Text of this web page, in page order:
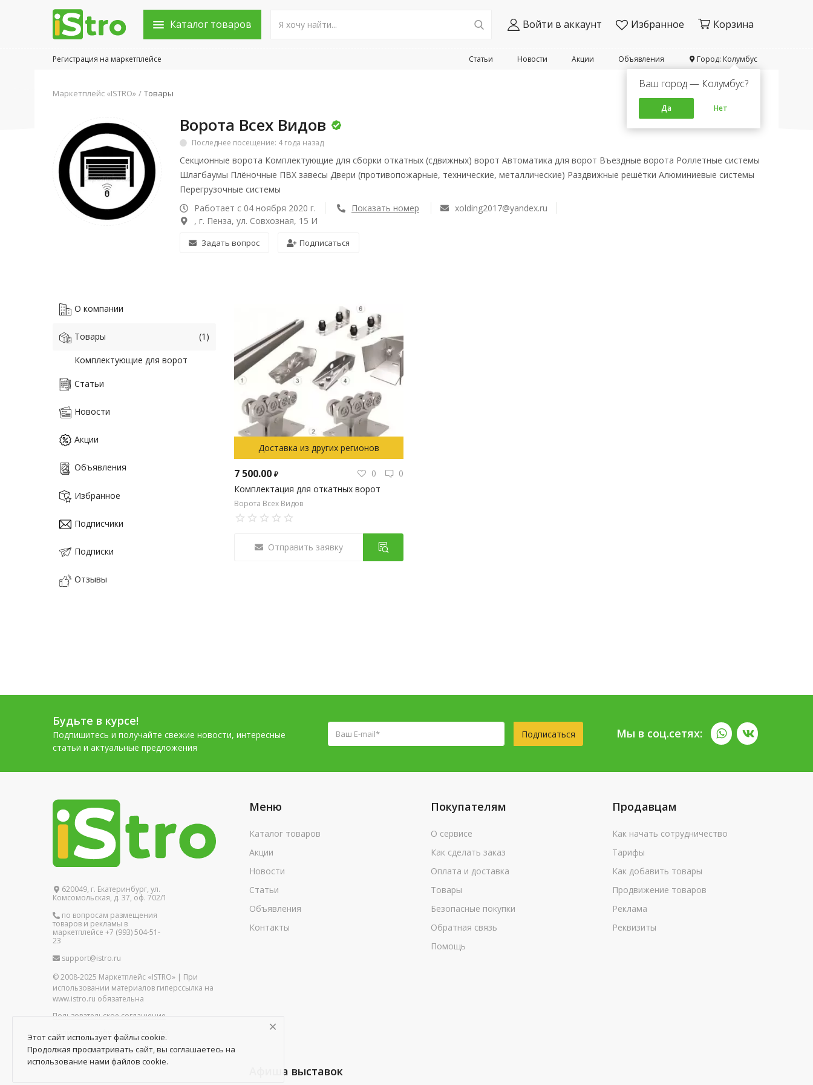
Каталог товаров Войти в аккаунт Избранное Корзина
Город: Колумбус
Ваш город — Колумбус?
Да Нет
Объявления
Акции
Новости
Статьи
Регистрация на маркетплейсе
Маркетплейс «ISTRO» Товары
Ворота Всех Видов
Последнее посещение: 4 года назад
Секционные ворота Комплектующие для сборки откатных (сдвижных) ворот Автоматика для ворот Въездные ворота Роллетные системы
Шлагбаумы Плёночные ПВХ завесы Двери (противопожарные, технические, металлические) Раздвижные решётки Алюминиевые системы
Перегрузочные системы
Работает с 04 ноября 2020 г.
Показать номер
xolding2017@yandex.ru
, г. Пенза, ул. Совхозная, 15 И
Задать вопрос Подписаться
О компании
Товары (1)
Комплектующие для ворот
Статьи
Новости
Акции
Объявления
Избранное
Подписчики
Подписки
Отзывы
Доставка из других регионов
7 500.00 ₽ 0
0
Комплектация для откатных ворот
Ворота Всех Видов
Отправить заявку
Будьте в курсе!
Подпишитесь и получайте свежие новости, интересные
статьи и актуальные предложения
Подписаться Мы в соц.сетях:
620049, г. Екатеринбург, ул.
Комсомольская, д. 37, оф. 702/1
по вопросам размещения
товаров и рекламы в
маркетплейсе +7 (993) 504-51-
23
support@istro.ru
© 2008-2025 Маркетплейс «ISTRO» | При
использовании материалов гиперссылка на
www.istro.ru обязательна
Пользовательское соглашение
Политика конфиденциальности
Политика в отношении обработки
персональных данных
Меню
Каталог товаров
Акции
Новости
Статьи
Объявления
Контакты
Покупателям
О сервисе
Как сделать заказ
Оплата и доставка
Товары
Безопасные покупки
Обратная связь
Помощь
Продавцам
Как начать сотрудничество
Тарифы
Как добавить товары
Продвижение товаров
Реклама
Реквизиты
Афиша выставок
Этот сайт использует файлы cookie.
Продолжая просматривать сайт, вы соглашаетесь на
использование нами файлов cookie.